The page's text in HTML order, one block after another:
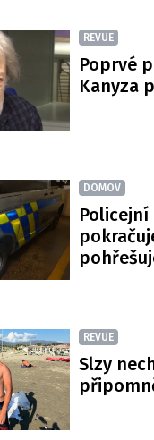
REVUE
Poprvé
Kanyza
DOMOV
REVUE
Slzy